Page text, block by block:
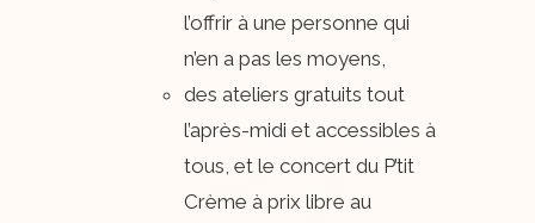
l’offrir à une personne qui
n’en a pas les moyens,
des ateliers gratuits tout
l’après-midi et accessibles à
tous, et le concert du P’tit
Crème à prix libre au